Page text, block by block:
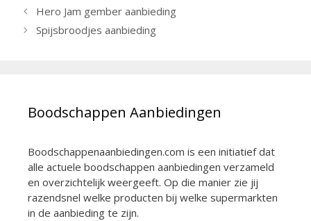
Berichtnavigatie
Hero Jam gember aanbieding
Spijsbroodjes aanbieding
Boodschappen Aanbiedingen
Boodschappenaanbiedingen.com is een initiatief dat
alle actuele boodschappen aanbiedingen verzameld
en overzichtelijk weergeeft. Op die manier zie jij
razendsnel welke producten bij welke supermarkten
in de aanbieding te zijn.